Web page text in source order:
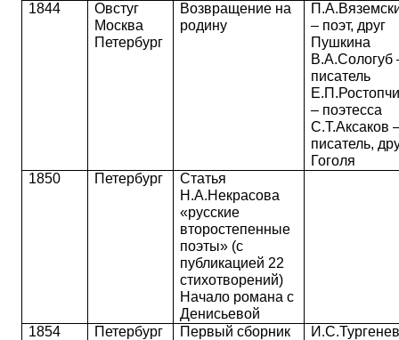
1844
Овстуг
Москва
Петербург
Возвращение на
родину
– поэт, друг
Пушкина
В.А.Сологуб
писатель
– поэтесса
С.Т.Аксаков
писатель,
Гоголя
1850
Петербург
Статья
Н.А.Некрасова
«русские
второстепенные
поэты» (с
публикацией 22
стихотворений)
Начало романа с
Денисьевой
1854
Петербург
Первый сборник